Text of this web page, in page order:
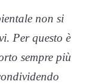
non si
Per questo è
sempre più